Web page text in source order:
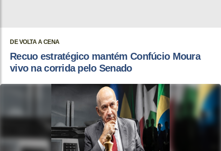
DE VOLTA A CENA
Recuo estratégico mantém Confúcio Moura
vivo na corrida pelo Senado